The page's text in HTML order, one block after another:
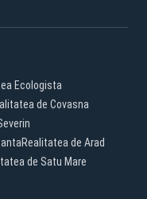
Ecologista
de Covasna
Realitatea de Arad
de Satu Mare